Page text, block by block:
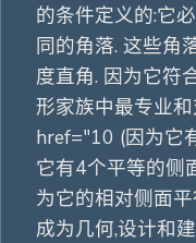
的条件定义的:它
同的角落. 这些角
度直角. 因为它符
形家族中最专业
href="10 (因为它
它有4个平等的侧
为它的相对侧面
成为几何,设计和